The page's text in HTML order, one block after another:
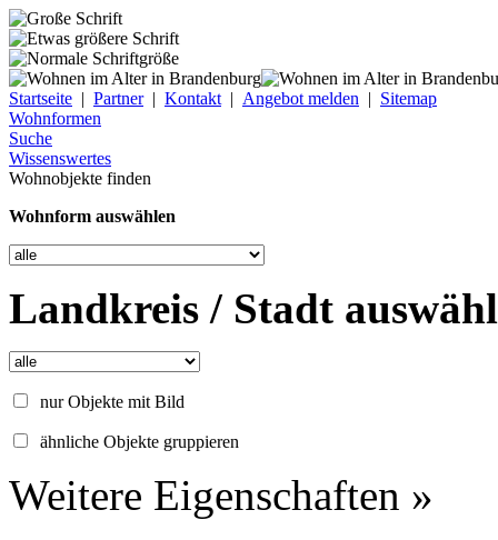
Startseite | Partner| Kontakt | Angebot melden | Sitemap
Wohnformen
Suche
Wissenswertes
Wohnobjekte finden
Wohnform auswählen
Landkreis / Stadt
nur Objekte mit Bild
ähnliche Objekte gruppieren
Weitere Eigenschaften »